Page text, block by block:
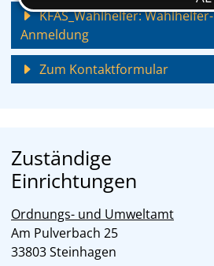
KFAS_Wahlhelfer: Wahlhelfer-
Anmeldung
Zum Kontaktformular
Zuständige
Einrichtungen
Ordnungs- und Umweltamt
Straße:
Am Pulverbach Hausnummer:
25
PLZ:
33803Ort:
Steinhagen